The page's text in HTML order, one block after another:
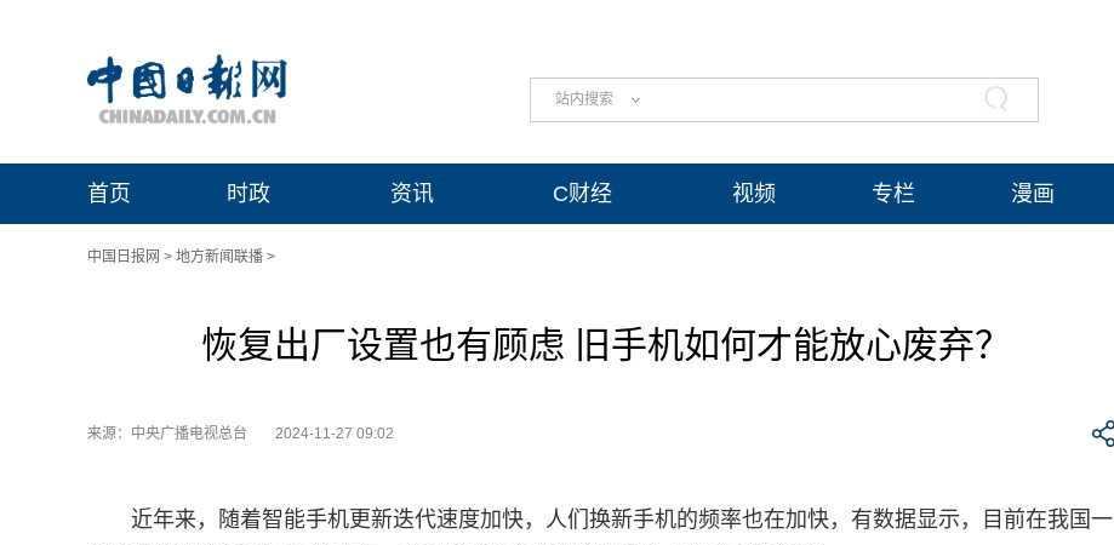
站内搜索
首页 时政 资讯 C财经 视频 专栏 漫画
中国日报网 > 地方新闻联播 >
恢复出厂设置也有顾虑 旧手机如何才能放心废弃？
来源：中央广播电视总台 2024-11-27 09:02
近年来，随着智能手机更新迭代速度加快，人们换新手机的频率也在加快，有数据显示，目前在我国一